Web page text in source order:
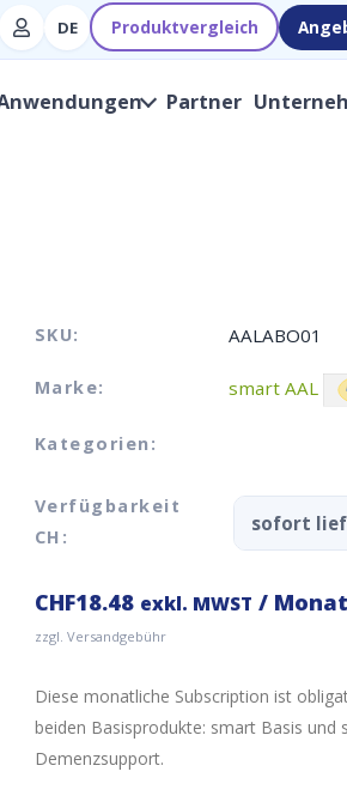
DE Produktvergleich
Partner
SKU: AALABO01
Marke: smart AAL
Kategorien:
Verfügbarkeit
CH:
sofort
CHF18.48 exkl. MWST / Monat
zzgl. Versandgebühr
Diese monatliche Subscription ist
beiden Basisprodukte: smart Basis und
Demenzsupport.